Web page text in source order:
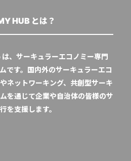
HUB とは？
、サーキュラーエコノミー専門
です。国内外のサーキュラーエコ
ネットワーキング、共創型サーキ
を通じて企業や自治体の皆様のサ
を支援します。